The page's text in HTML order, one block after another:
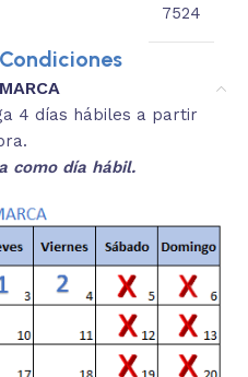
7524
4 días hábiles a partir
como día hábil.